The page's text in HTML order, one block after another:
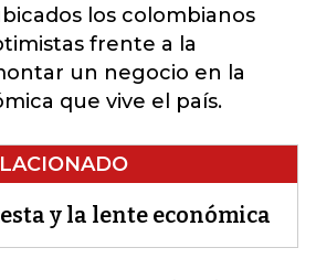
los colombianos
frente a la
un negocio en la
que vive el país.
y la lente económica